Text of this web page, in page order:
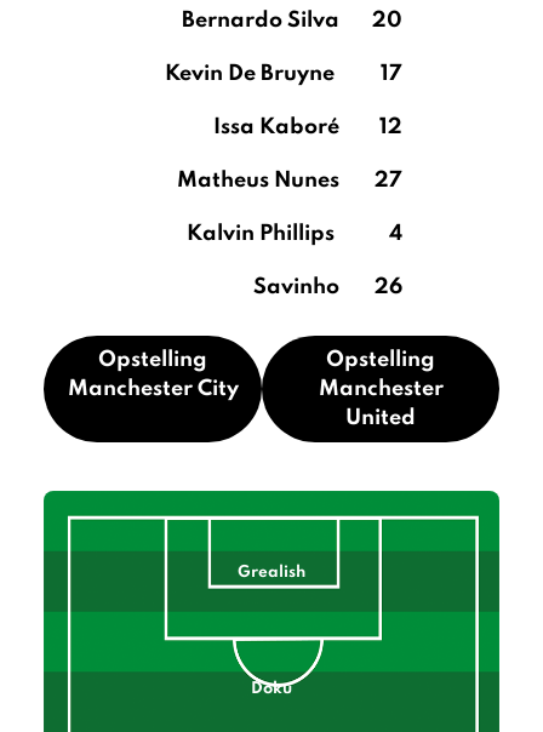
Bernardo Silva 20
Kevin De Bruyne 17
Issa Kaboré 12
Matheus Nunes 27
Kalvin Phillips 4
Savinho 26
Opstelling
Manchester City
Opstelling
Manchester
United
Grealish
Doku